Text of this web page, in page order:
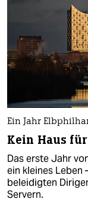
Ein Jahr
Kein Haus
Das erste Jahr
ein kleines Leben
beleidigten
Servern.